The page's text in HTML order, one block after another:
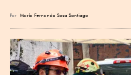
Por María Fernanda Sosa Santiago